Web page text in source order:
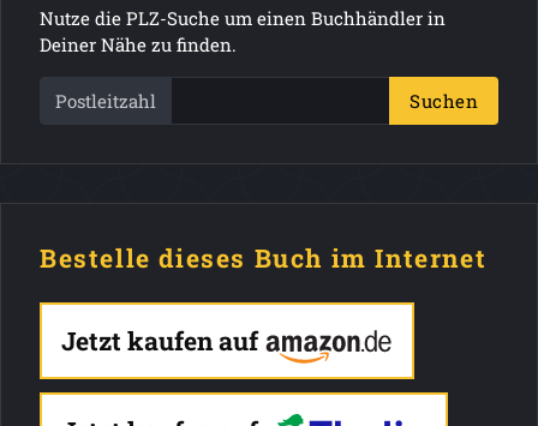
Nutze die PLZ-Suche um einen Buchhändler in
Deiner Nähe zu finden.
Postleitzahl Suchen
Bestelle dieses Buch im Internet
Jetzt kaufen auf